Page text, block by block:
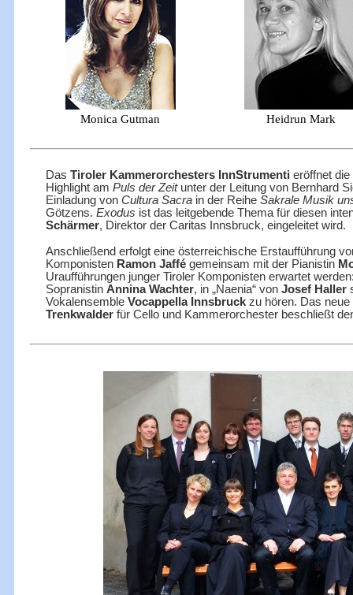
Monica Gutman Heidrun Mark
Das Tiroler Kammerorchesters InnStrumenti eröffnet
Highlight am Puls der Zeit unter der Leitung von Bernhard
Einladung von Cultura Sacra in der Reihe Sakrale Musik
Götzens. Exodus ist das leitgebende Thema für diesen
Schärmer, Direktor der Caritas Innsbruck, eingeleitet wird.
Anschließend erfolgt eine österreichische Erstaufführung
Komponisten Ramon Jaffé gemeinsam mit der Pianistin
Uraufführungen junger Tiroler Komponisten erwartet
Sopranistin Annina Wachter, in „Naenia“ von Josef Haller
Vokalensemble Vocappella Innsbruck zu hören. Das
Trenkwalder für Cello und Kammerorchester beschließt